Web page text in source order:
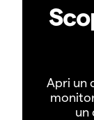
Apri un
un